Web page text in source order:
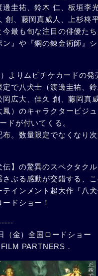
邊圭祐、鈴木 仁、板垣李
創、藤岡真威人、上杉柊
今最も旬な注目の俳優た
ン』や『鋼の錬金術師』
よりムビチケカードの発
定で八犬士（渡邊圭祐、
岡広大、佳久 創、藤岡真
）のキャラクタービジ
ドが付いてくる。
。数量限定でなくなり
】の驚異のスペクタク
さぶる感動が交錯する、
インメント超大作『八
ドショー！
（金）全国ロードショー
FILM PARTNERS．